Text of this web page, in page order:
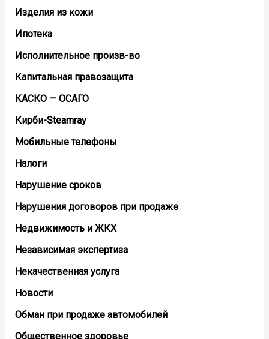
Изделия из кожи
Ипотека
Исполнительное произв-во
Капитальная правозащита
КАСКО — ОСАГО
Кирби-Steamray
Мобильные телефоны
Налоги
Нарушение сроков
Нарушения договоров при продаже
Недвижимость и ЖКХ
Независимая экспертиза
Некачественная услуга
Новости
Обман при продаже автомобилей
Общественное здоровье